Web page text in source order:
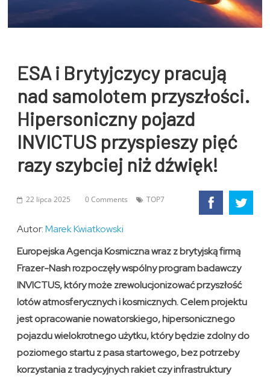
ESA i Brytyjczycy pracują
nad samolotem przyszłości.
Hipersoniczny pojazd
INVICTUS przyspieszy pięć
razy szybciej niż dźwięk!
22 lipca 2025 0 Comments TOP7
Autor:Marek Kwiatkowski
Europejska Agencja Kosmiczna wraz z brytyjską firmą
Frazer-Nash rozpoczęły wspólny program badawczy
INVICTUS, który może zrewolucjonizować przyszłość
lotów atmosferycznych i kosmicznych. Celem projektu
jest opracowanie nowatorskiego, hipersonicznego
pojazdu wielokrotnego użytku, który będzie zdolny do
poziomego startu z pasa startowego, bez potrzeby
korzystania z tradycyjnych rakiet czy infrastruktury